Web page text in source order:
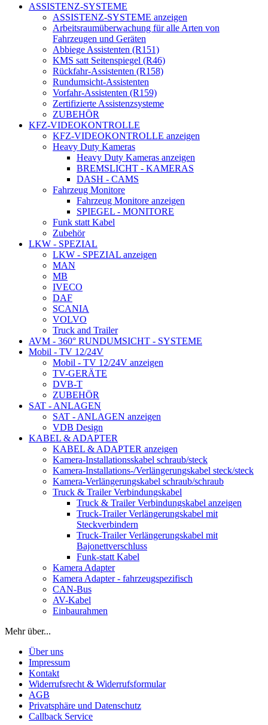
ASSISTENZ-SYSTEME
ASSISTENZ-SYSTEME anzeigen
Arbeitsraumüberwachung für alle Arten von
Fahrzeugen und Geräten
Abbiege Assistenten (R151)
KMS satt Seitenspiegel (R46)
Rückfahr-Assistenten (R158)
Rundumsicht-Assistenten
Vorfahr-Assistenten (R159)
Zertifizierte Assistenzsysteme
ZUBEHÖR
KFZ-VIDEOKONTROLLE
KFZ-VIDEOKONTROLLE anzeigen
Heavy Duty Kameras
Heavy Duty Kameras anzeigen
BREMSLICHT - KAMERAS
DASH - CAMS
Fahrzeug Monitore
Fahrzeug Monitore anzeigen
SPIEGEL - MONITORE
Funk statt Kabel
Zubehör
LKW - SPEZIAL
LKW - SPEZIAL anzeigen
MAN
MB
IVECO
DAF
SCANIA
VOLVO
Truck and Trailer
AVM - 360° RUNDUMSICHT - SYSTEME
Mobil - TV 12/24V
Mobil - TV 12/24V anzeigen
TV-GERÄTE
DVB-T
ZUBEHÖR
SAT - ANLAGEN
SAT - ANLAGEN anzeigen
VDB Design
KABEL & ADAPTER
KABEL & ADAPTER anzeigen
Kamera-Installationsskabel schraub/steck
Kamera-Installations-/Verlängerungskabel steck/steck
Kamera-Verlängerungskabel schraub/schraub
Truck & Trailer Verbindungskabel
Truck & Trailer Verbindungskabel anzeigen
Truck-Trailer Verlängerungskabel mit
Steckverbindern
Truck-Trailer Verlängerungskabel mit
Bajonettverschluss
Funk-statt Kabel
Kamera Adapter
Kamera Adapter - fahrzeugspezifisch
CAN-Bus
AV-Kabel
Einbaurahmen
Mehr über...
Über uns
Impressum
Kontakt
Widerrufsrecht & Widerrufsformular
AGB
Privatsphäre und Datenschutz
Callback Service